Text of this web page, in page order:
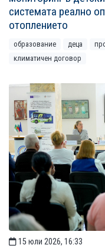
системата реално
отоплението
образование деца
климатичен договор
15 юли 2026, 16:33